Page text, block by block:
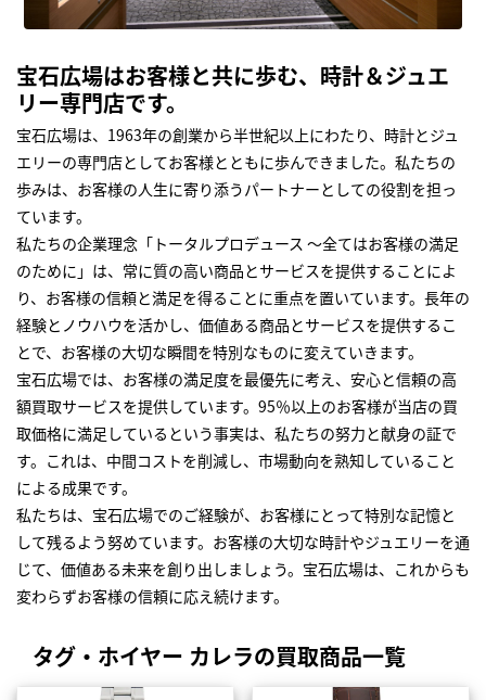
宝石広場はお客様と共に歩む、時計＆ジュエ
リー専門店です。
宝石広場は、1963年の創業から半世紀以上にわたり、時計とジュ
エリーの専門店としてお客様とともに歩んできました。私たちの
歩みは、お客様の人生に寄り添うパートナーとしての役割を担っ
ています。
私たちの企業理念「トータルプロデュース ～全てはお客様の満足
のために」は、常に質の高い商品とサービスを提供することによ
り、お客様の信頼と満足を得ることに重点を置いています。長年の
経験とノウハウを活かし、価値ある商品とサービスを提供するこ
とで、お客様の大切な瞬間を特別なものに変えていきます。
宝石広場では、お客様の満足度を最優先に考え、安心と信頼の高
額買取サービスを提供しています。95％以上のお客様が当店の買
取価格に満足しているという事実は、私たちの努力と献身の証で
す。これは、中間コストを削減し、市場動向を熟知していること
による成果です。
私たちは、宝石広場でのご経験が、お客様にとって特別な記憶と
して残るよう努めています。お客様の大切な時計やジュエリーを通
じて、価値ある未来を創り出しましょう。宝石広場は、これからも
変わらずお客様の信頼に応え続けます。
タグ・ホイヤー カレラの買取商品一覧